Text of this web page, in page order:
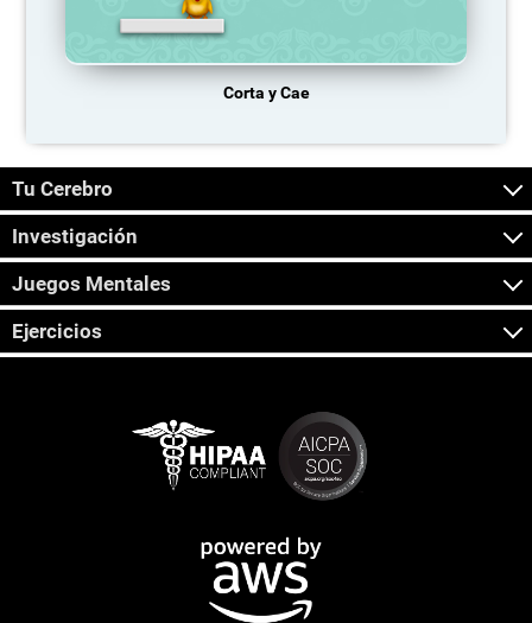
Corta y Cae
Tu Cerebro
Investigación
Juegos Mentales
Ejercicios